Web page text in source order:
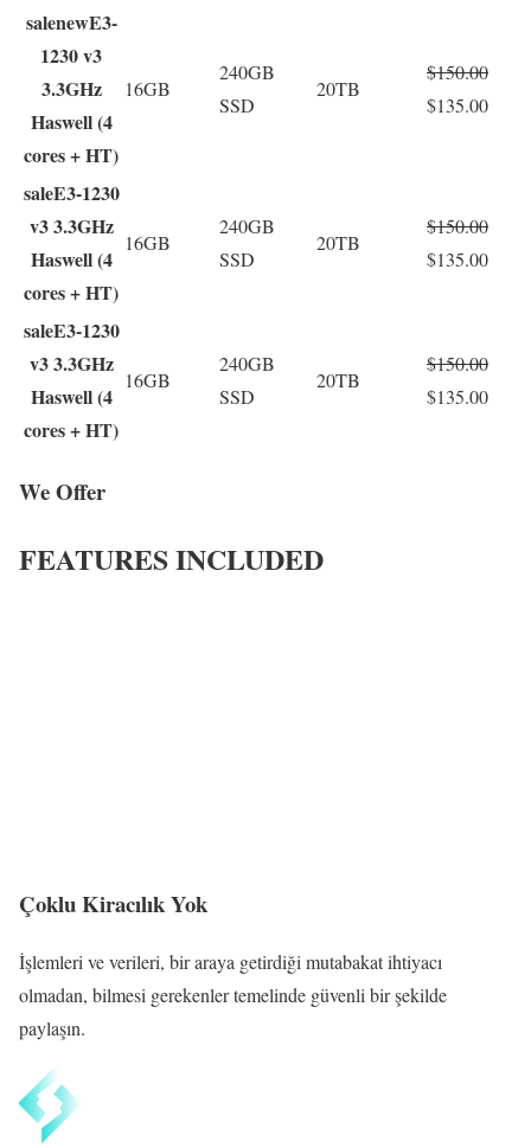
salenewE3-
1230 v3
3.3GHz
Haswell (4
cores + HT)
16GB
240GB
SSD
20TB
$150.00
$135.00
saleE3-1230
v3 3.3GHz
Haswell (4
cores + HT)
16GB
240GB
SSD
20TB
$150.00
$135.00
saleE3-1230
v3 3.3GHz
Haswell (4
cores + HT)
16GB
240GB
SSD
20TB
$150.00
$135.00
We Offer
FEATURES INCLUDED
Çoklu Kiracılık Yok
İşlemleri ve verileri, bir araya getirdiği mutabakat ihtiyacı
olmadan, bilmesi gerekenler temelinde güvenli bir şekilde
paylaşın.